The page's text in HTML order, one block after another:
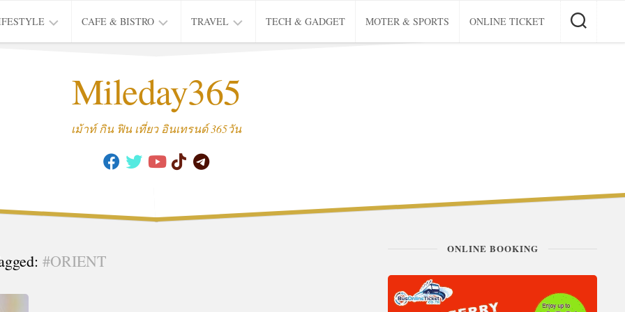
CAFE & BISTRO
CAFE
TRAVEL
THAI
TRIP
TECH & GADGET MOTER & SPORTS ONLINE TICKET
Mileday365
เม้าท์ กิน ฟิน เที่ยว อินเทรนด์ 365วัน
#ORIENT
ONLINE BOOKING